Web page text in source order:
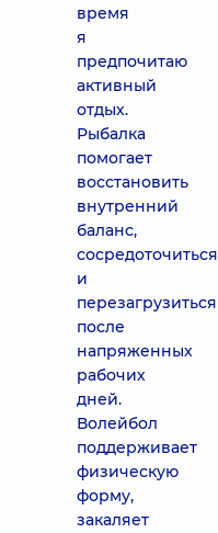
время
я
предпочитаю
активный
отдых.
Рыбалка
помогает
восстановить
внутренний
баланс,
сосредоточиться
и
перезагрузиться
после
напряженных
рабочих
дней.
Волейбол
поддерживает
физическую
форму,
закаляет